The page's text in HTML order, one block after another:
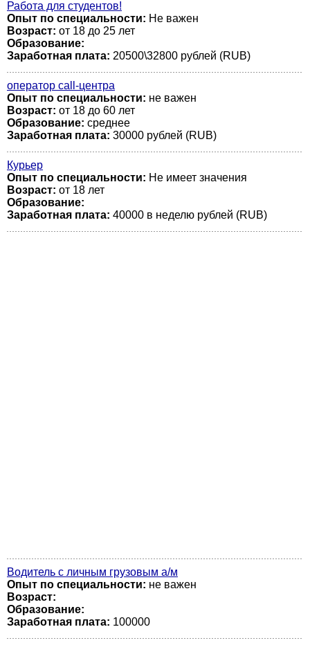
Работа для студентов!
Опыт по специальности: Не важен
Возраст: от 18 до 25 лет
Образование:
Заработная плата: 20500\32800 рублей (RUB)
оператор call-центра
Опыт по специальности: не важен
Возраст: от 18 до 60 лет
Образование: среднее
Заработная плата: 30000 рублей (RUB)
Курьер
Опыт по специальности: Не имеет значения
Возраст: от 18 лет
Образование:
Заработная плата: 40000 в неделю рублей (RUB)
Водитель с личным грузовым а/м
Опыт по специальности: не важен
Возраст:
Образование:
Заработная плата: 100000